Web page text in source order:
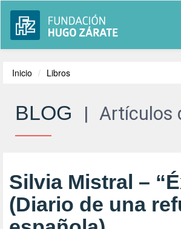
Inicio Libros
BLOG | Artículos
Silvia Mistral –
(Diario de una